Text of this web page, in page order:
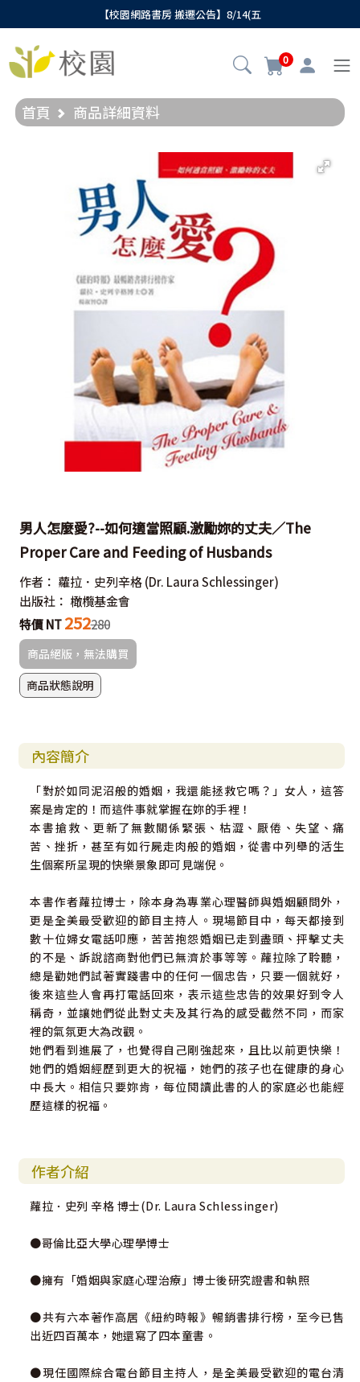
【校園網路書房 搬遷公告】8/14(五
0
首頁 商品詳細資料
男人怎麼愛?--如何適當照顧.激勵妳的丈夫／The
Proper Care and Feeding of Husbands
作者： 蘿拉．史列辛格 (Dr. Laura Schlessinger)
出版社： 橄欖基金會
特價 NT 252280
商品絕版，無法購買
商品狀態說明
內容簡介
「對於如同泥沼般的婚姻，我還能拯救它嗎？」女人，這答
案是肯定的！而這件事就掌握在妳的手裡！
本書搶救、更新了無數關係緊張、枯澀、厭倦、失望、痛
苦、挫折，甚至有如行屍走肉般的婚姻，從書中列舉的活生
生個案所呈現的快樂景象即可見端倪。
本書作者蘿拉博士，除本身為專業心理醫師與婚姻顧問外，
更是全美最受歡迎的節目主持人。現場節目中，每天都接到
數十位婦女電話叩應，苦苦抱怨婚姻已走到盡頭、抨擊丈夫
的不是、訴說諮商對他們已無濟於事等等。蘿拉除了聆聽，
總是勸她們試著實踐書中的任何一個忠告，只要一個就好，
後來這些人會再打電話回來，表示這些忠告的效果好到令人
稱奇，並讓她們從此對丈夫及其行為的感受截然不同，而家
裡的氣氛更大為改觀。
她們看到進展了，也覺得自己剛強起來，且比以前更快樂！
她們的婚姻經歷到更大的祝福，她們的孩子也在健康的身心
中長大。相信只要妳肯，每位閱讀此書的人的家庭必也能經
歷這樣的祝福。
作者介紹
蘿拉．史列 辛格 博士(Dr. Laura Schlessinger)
●哥倫比亞大學心理學博士
●擁有「婚姻與家庭心理治療」博士後研究證書和執照
●共有六本著作高居《紐約時報》暢銷書排行榜，至今已售
出近四百萬本，她還寫了四本童書。
●現任國際綜合電台節目主持人，是全美最受歡迎的電台清